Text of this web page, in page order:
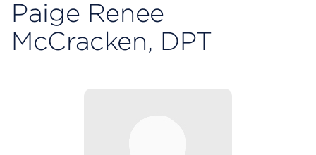
Paige Renee
McCracken, DPT